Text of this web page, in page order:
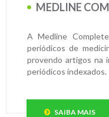
MEDLINE
A Medline
periódicos de
provendo artigos na
periódicos indexados.
SAIBA MAIS